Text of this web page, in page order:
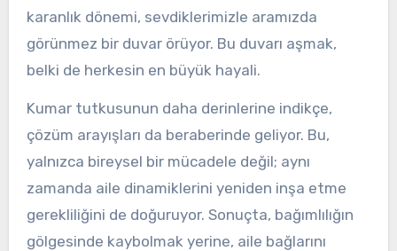
karanlık dönemi, sevdiklerimizle aramızda
görünmez bir duvar örüyor. Bu duvarı aşmak,
belki de herkesin en büyük hayali.
Kumar tutkusunun daha derinlerine indikçe,
çözüm arayışları da beraberinde geliyor. Bu,
yalnızca bireysel bir mücadele değil; aynı
zamanda aile dinamiklerini yeniden inşa etme
gerekliliğini de doğuruyor. Sonuçta, bağımlılığın
gölgesinde kaybolmak yerine, aile bağlarını